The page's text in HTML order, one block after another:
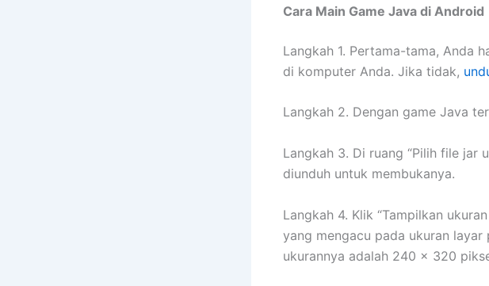
Cara Main Game Java di Android
Langkah 1. Pertama-tama, Anda
di komputer Anda. Jika tidak,
Langkah 2. Dengan game Java
Langkah 3. Di ruang “Pilih file jar
diunduh untuk membukanya.
Langkah 4. Klik “Tampilkan
yang mengacu pada ukuran layar
ukurannya adalah 240 x 320